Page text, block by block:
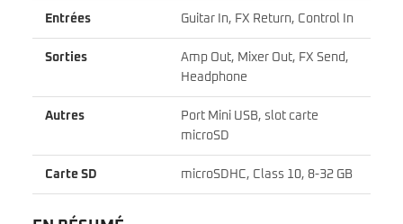
Entrées Guitar In, FX Return, Control In
Sorties
Amp Out, Mixer Out, FX Send,
Headphone
Autres
Port Mini USB, slot carte
microSD
Carte SD microSDHC, Class 10, 8-32 GB